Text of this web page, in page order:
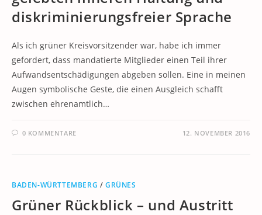
diskriminierungsfreier Sprache
Als ich grüner Kreisvorsitzender war, habe ich immer
gefordert, dass mandatierte Mitglieder einen Teil ihrer
Aufwandsentschädigungen abgeben sollen. Eine in meinen
Augen symbolische Geste, die einen Ausgleich schafft
zwischen ehrenamtlich…
0 KOMMENTARE 12. NOVEMBER 2016
BADEN-WÜRTTEMBERG /GRÜNES
Grüner Rückblick – und Austritt